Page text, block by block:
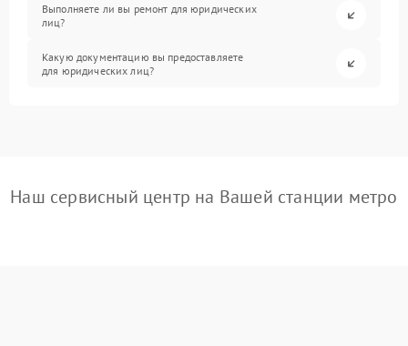
Выполняете ли вы ремонт для юридических
лиц?
Какую документацию вы предоставляете
для юридических лиц?
Наш сервисный центр на Вашей станции метро